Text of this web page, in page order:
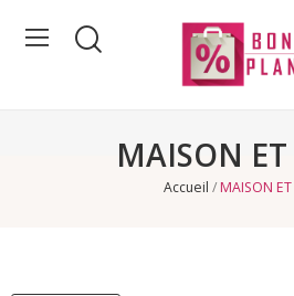
MAISON ET
Accueil MAISON